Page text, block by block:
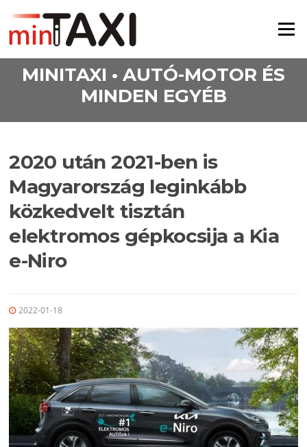
Menü
MINITAXI • AUTÓ-MOTOR ÉS
MINDEN EGYÉB
2020 után 2021-ben is
Magyarország leginkább
közkedvelt tisztán
elektromos gépkocsija a Kia
e-Niro
2022-01-18